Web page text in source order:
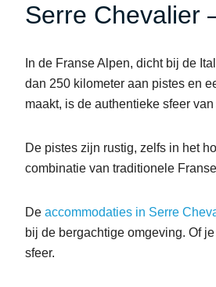
Serre Chevalier
In de Franse Alpen, dicht bij de
dan 250 kilometer aan pistes en
maakt, is de authentieke sfeer
De pistes zijn rustig, zelfs in het
combinatie van traditionele
Deaccommodaties in Serre
bij de bergachtige omgeving. Of
sfeer.